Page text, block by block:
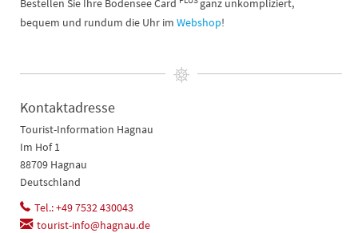
Bestellen Sie Ihre Bodensee Card
ganz unkompliziert,
bequem und rundum die Uhr im Webshop!
Kontaktadresse
Tourist-Information Hagnau
Im Hof 1
88709 Hagnau
Deutschland
Tel.: +49 7532 430043
tourist-info@hagnau.de